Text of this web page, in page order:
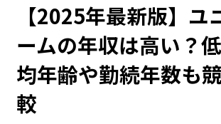
【2025年最新版】ユ
ームの年収は高い？
均年齢や勤続年数も
較